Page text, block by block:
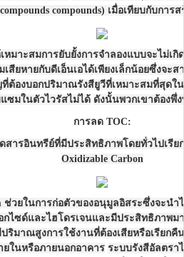
compounds) เมื่อเทียบกับกา
มาะสมการยับยั้งการจำลองแบบจะไม่เกิ
เสียหายกับดีเอ็นเอได้เพียงเล็กน้อยซึ่งจ
ต้องบอกปริมาณรังสียูวีที่เหมาะสมที่สุดใ
ซมในตัวไวรัสไม่ได้ ดังนั้นพวกเขาต้องพึ่
การลด TOC:
สารอินทรีย์ที่มีประสิทธิภาพโดยทั่วไปเรี
Oxidizable Carbon
ช่วยในการก่อตัวของอนุมูลอิสระซึ่งจะนำ
ไซด์และไฮโดรเจนและมีประสิทธิภาพม
มาณสูงการใช้งานที่ต้องเสียหรือเรียกคื
ยในหรือภายนอกอาคาร ระบบรังสีอัลตรา